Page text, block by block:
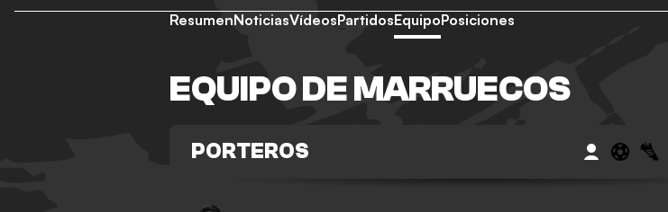
ResumenNoticiasVídeosPartidosEquipoPosiciones
EQUIPO DE MARRUECOS
PORTEROS